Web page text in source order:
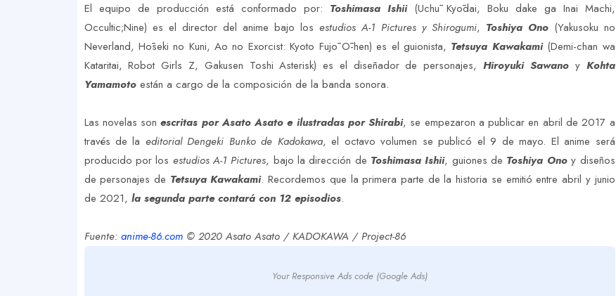
El equipo de producción está conformado por: Toshimasa Ishii (Uchū Kyōdai, Boku dake ga Inai Machi,
Occultic;Nine) es el director del anime bajo los estudios A-1 Pictures y Shirogumi, Toshiya Ono (Yakusoku no
Neverland, Hōseki no Kuni, Ao no Exorcist: Kyoto Fujō Ō-hen) es el guionista, Tetsuya Kawakami(Demi-chan wa
Kataritai, Robot Girls Z, Gakusen Toshi Asterisk) es el diseñador de personajes,Hiroyuki Sawano y Kohta
Yamamotoestán a cargo de la composición de la banda sonora.
Las novelas son escritas por Asato Asato e ilustradas por Shirabi, se empezaron a publicar en abril de 2017 a
través de la editorial Dengeki Bunko de Kadokawa, el octavo volumen se publicó el 9 de mayo. El anime será
producido por los estudios A-1 Pictures, bajo la dirección de Toshimasa Ishii, guiones de Toshiya Onoy diseños
de personajes de Tetsuya Kawakami.Recordemos que la primera parte de la historia se emitió entre abril y junio
de 2021, la segunda parte contará con 12 episodios.
Fuente: anime-86.com © 2020 Asato Asato / KADOKAWA / Project-86
Your Responsive Ads code (Google Ads)